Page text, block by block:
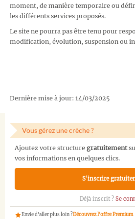
moment, de manière temporaire ou
les différents services proposés.
Le site ne pourra pas être tenu pour
modification, évolution, suspension ou
Dernière mise à jour: 14/03/2025
Vous gérez une crèche ?
Ajoutez votre structure gratuitement
vos informations en quelques clics.
S'inscrire
Déjà inscrit ? Se
Envie d'aller plus loin ?Découvrez l'offre Premium